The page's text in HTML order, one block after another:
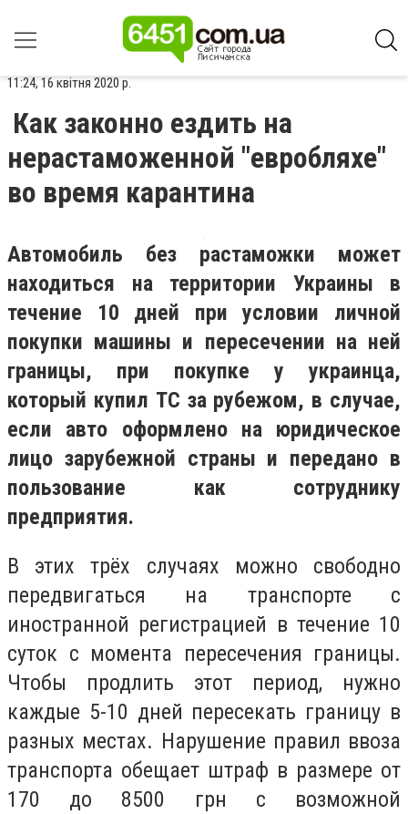
11:24, 16 квітня 2020 р.
Как законно ездить на
нерастаможенной "евробляхе"
во время карантина
Автомобиль без растаможки может
находиться на территории Украины в
течение 10 дней при условии личной
покупки машины и пересечении на ней
границы, при покупке у украинца,
который купил ТС за рубежом, в случае,
если авто оформлено на юридическое
лицо зарубежной страны и передано в
пользование как сотруднику
предприятия.
В этих трёх случаях можно свободно
передвигаться на транспорте с
иностранной регистрацией в течение 10
суток с момента пересечения границы.
Чтобы продлить этот период, нужно
каждые 5-10 дней пересекать границу в
разных местах. Нарушение правил ввоза
транспорта обещает штраф в размере от
170 до 8500 грн с возможной